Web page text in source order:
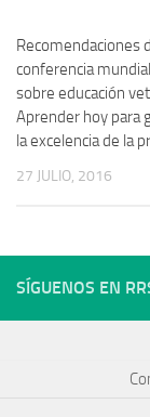
Recomendaciones
conferencia
sobre educación
Aprender hoy para
la excelencia de la
27 JULIO, 2016
SÍGUENOS EN